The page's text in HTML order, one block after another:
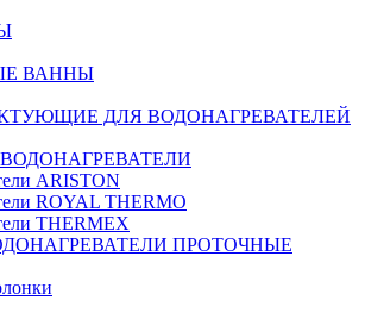
ВАННЫ
ДЛЯ ВОДОНАГРЕВАТЕЛЕЙ
ARISTON
ROYAL THERMO
THERMEX
ПРОТОЧНЫЕ